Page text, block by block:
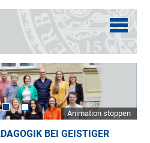
Animation stoppen
BEI GEISTIGER